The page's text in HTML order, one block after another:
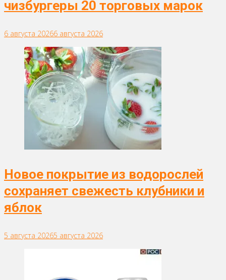
чизбургеры 20 торговых марок
6 августа 20266 августа 2026
Новое покрытие из водорослей
сохраняет свежесть клубники и
яблок
5 августа 20265 августа 2026